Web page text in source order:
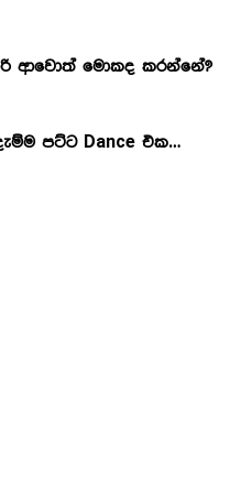
ආවොත් මොකද කරන්නේ?
පට්ට Dance එක…